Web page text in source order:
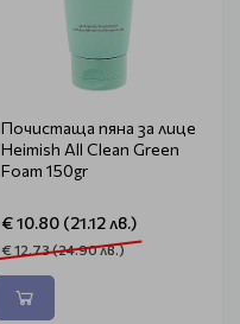
Почистаща пяна за лице
Heimish All Clean Green
Foam 150gr
€ 10.80 (21.12 лв.)
€ 12.73 (24.90 лв.)